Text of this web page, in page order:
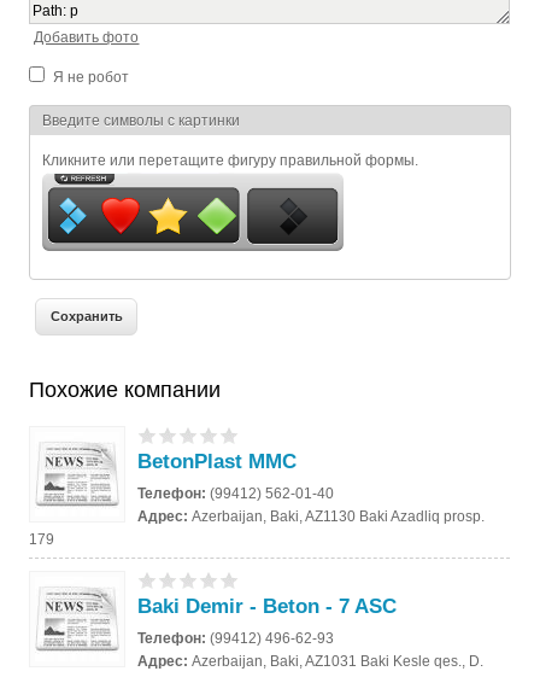
Path:p
Добавить фото
Я не робот
Я спамер
Введите символы с картинки
Кликните или перетащите фигуру правильной формы.
Похожие компании
BetonPlast MMC
Телефон:(99412) 562-01-40
Адрес:Azerbaijan, Baki, AZ1130 Baki Azadliq prosp.
179
Baki Demir - Beton - 7 ASC
Телефон:(99412) 496-62-93
Адрес:Azerbaijan, Baki, AZ1031 Baki Kesle qes., D.